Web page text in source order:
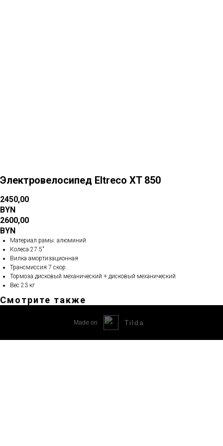
Электровелосипед Eltreco XT 850
2450,00
BYN
2600,00
BYN
Материал рамы: алюминий
Колеса 27.5"
Вилка амортизационная
Трансмиссия 7 скор.
Тормоза дисковый механический + дисковый механический
Вес 23 кг
Смотрите также
Made on Tilda